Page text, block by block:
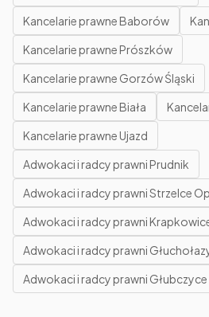
Kancelarie prawne Baborów
Kancelarie prawne Prószków
Kancelarie prawne Gorzów Śląski
Kancelarie prawne Biała
Kancelarie prawne Ujazd
Adwokaci i radcy prawni Prudnik
Adwokaci i radcy prawni Strzelce
Adwokaci i radcy prawni
Adwokaci i radcy prawni
Adwokaci i radcy prawni Głubczyce